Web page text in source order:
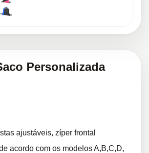
Personalizada
ajustáveis, zíper frontal
acordo com os modelos A,B,C,D,